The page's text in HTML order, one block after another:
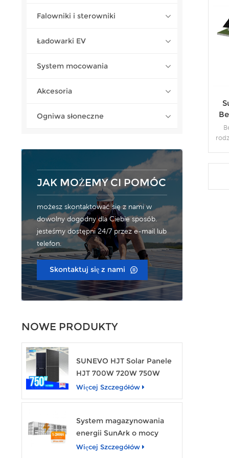
Falowniki i sterowniki
Ładowarki EV
System mocowania
Akcesoria
Ogniwa słoneczne
JAK MOŻEMY CI POMÓC
możesz skontaktować się z nami w
dowolny dogodny dla Ciebie sposób.
jesteśmy dostępni 24/7 przez e-mail lub
telefon.
Skontaktuj się z nami
NOWE PRODUKTY
SUNEVO HJT Solar Panele
HJT 700W 720W 750W
przezroczysty moduł
energii słonecznej
Więcej Szczegółów
System magazynowania
energii SunArk o mocy
znamionowej 1 MW i
Więcej Szczegółów